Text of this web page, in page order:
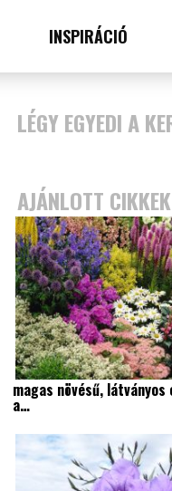
INSPIRÁCIÓ
LÉGY EGYEDI A
AJÁNLOTT CIKKEK
magas növésű,
a…